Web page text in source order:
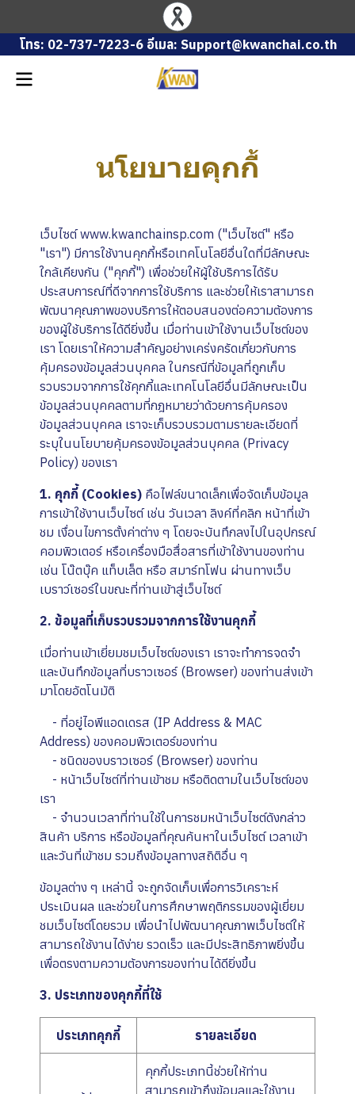
โทร: 02-737-7223-6 อีเมล: Support@kwanchai.co.th
นโยบายคุกกี้
เว็บไซต์ www.kwanchainsp.com ("เว็บไซต์" หรือ
"เรา") มีการใช้งานคุกกี้หรือเทคโนโลยีอื่นใดที่มีลักษณะ
ใกล้เคียงกัน ("คุกกี้") เพื่อช่วยให้ผู้ใช้บริการได้รับ
ประสบการณ์ที่ดีจากการใช้บริการ และช่วยให้เราสามารถ
พัฒนาคุณภาพของบริการให้ตอบสนองต่อความต้องการ
ของผู้ใช้บริการได้ดียิ่งขึ้น เมื่อท่านเข้าใช้งานเว็บไซต์ของ
เรา โดยเราให้ความสำคัญอย่างเคร่งครัดเกี่ยวกับการ
คุ้มครองข้อมูลส่วนบุคคล ในกรณีที่ข้อมูลที่ถูกเก็บ
รวบรวมจากการใช้คุกกี้และเทคโนโลยีอื่นมีลักษณะเป็น
ข้อมูลส่วนบุคคลตามที่กฎหมายว่าด้วยการคุ้มครอง
ข้อมูลส่วนบุคคล เราจะเก็บรวบรวมตามรายละเอียดที่
ระบุในนโยบายคุ้มครองข้อมูลส่วนบุคคล (Privacy
Policy) ของเรา
1. คุกกี้ (Cookies) คือไฟล์ขนาดเล็กเพื่อจัดเก็บข้อมูล
การเข้าใช้งานเว็บไซต์ เช่น วันเวลา ลิงค์ที่คลิก หน้าที่เข้า
ชม เงื่อนไขการตั้งค่าต่าง ๆ โดยจะบันทึกลงไปในอุปกรณ์
คอมพิวเตอร์ หรือเครื่องมือสื่อสารที่เข้าใช้งานของท่าน
เช่น โน๊ตบุ๊ค แท็บเล็ต หรือ สมาร์ทโฟน ผ่านทางเว็บ
เบราว์เซอร์ในขณะที่ท่านเข้าสู่เว็บไซต์
2. ข้อมูลที่เก็บรวบรวมจากการใช้งานคุกกี้
เมื่อท่านเข้าเยี่ยมชมเว็บไซต์ของเรา เราจะทำการจดจำ
และบันทึกข้อมูลที่บราวเซอร์ (Browser) ของท่านส่งเข้า
มาโดยอัตโนมัติ
- ที่อยู่ไอพีแอดเดรส (IP Address & MAC
Address) ของคอมพิวเตอร์ของท่าน
- ชนิดของบราวเซอร์ (Browser) ของท่าน
- หน้าเว็บไซต์ที่ท่านเข้าชม หรือติดตามในเว็บไซต์ของ
เรา
- จำนวนเวลาที่ท่านใช้ในการชมหน้าเว็บไซต์ดังกล่าว
สินค้า บริการ หรือข้อมูลที่คุณค้นหาในเว็บไซต์ เวลาเข้า
และวันที่เข้าชม รวมถึงข้อมูลทางสถิติอื่น ๆ
ข้อมูลต่าง ๆ เหล่านี้ จะถูกจัดเก็บเพื่อการวิเคราะห์
ประเมินผล และช่วยในการศึกษาพฤติกรรมของผู้เยี่ยม
ชมเว็บไซต์โดยรวม เพื่อนำไปพัฒนาคุณภาพเว็บไซต์ให้
สามารถใช้งานได้ง่าย รวดเร็ว และมีประสิทธิภาพยิ่งขึ้น
เพื่อตรงตามความต้องการของท่านได้ดียิ่งขึ้น
3. ประเภทของคุกกี้ที่ใช้
ประเภทคุกกี้ รายละเอียด
คุกกี้ประเภทนี้ช่วยให้ท่าน
สามารถเข้าถึงข้อมูลและใช้งาน